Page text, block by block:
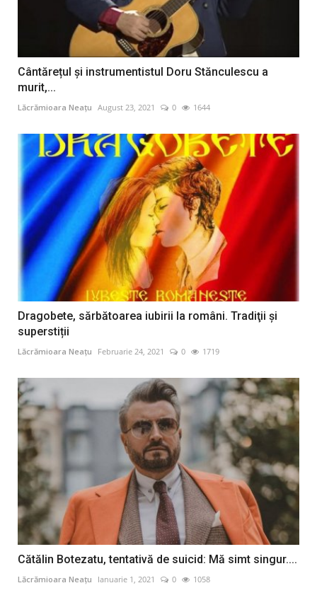
Cântărețul și instrumentistul Doru Stănculescu a
murit,...
Lăcrămioara Neațu August 23, 2021 0 1644
Dragobete, sărbătoarea iubirii la români. Tradiţii şi
superstiții
Lăcrămioara Neațu Februarie 24, 2021 0 1719
Cătălin Botezatu, tentativă de suicid: Mă simt singur....
Lăcrămioara Neațu Ianuarie 1, 2021 0 1058